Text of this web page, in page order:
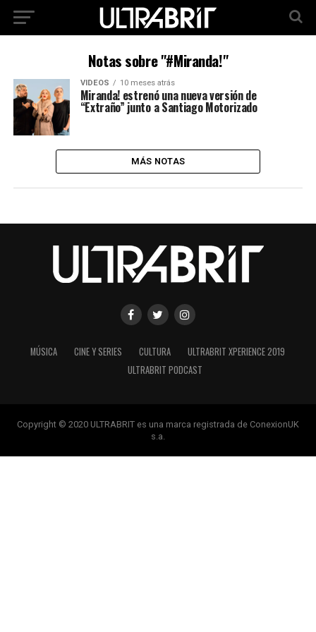
Notas sobre "#Miranda!"
VIDEOS 10 meses atrás
Miranda! estrenó una nueva versión de
“Extraño” junto a Santiago Motorizado
MÁS NOTAS
MÚSICA CINE Y SERIES CULTURA
ULTRABRIT XPERIENCE 2019
ULTRABRIT PODCAST
Copyright © 2020 ULTRABRIT es una marca registrada de ConexionUK
s.a.